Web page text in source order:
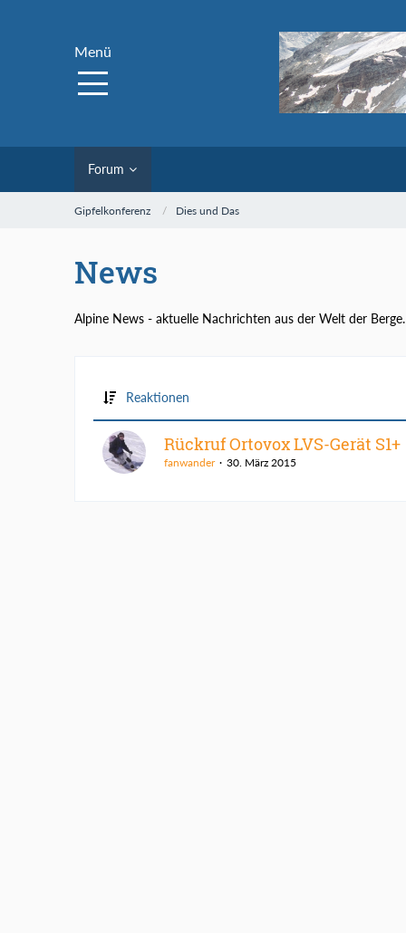
Menü
Forum
Gipfelkonferenz Dies und Das
News
Alpine News - aktuelle Nachrichten aus der Welt der Berge.
Reaktionen
Rückruf Ortovox LVS-Gerät S1+
fanwander 30. März 2015